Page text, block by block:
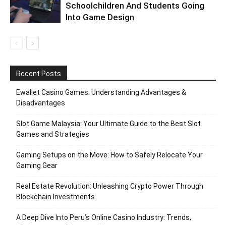
Schoolchildren And Students Going
Into Game Design
Recent Posts
Ewallet Casino Games: Understanding Advantages &
Disadvantages
Slot Game Malaysia: Your Ultimate Guide to the Best Slot
Games and Strategies
Gaming Setups on the Move: How to Safely Relocate Your
Gaming Gear
Real Estate Revolution: Unleashing Crypto Power Through
Blockchain Investments
A Deep Dive Into Peru’s Online Casino Industry: Trends,